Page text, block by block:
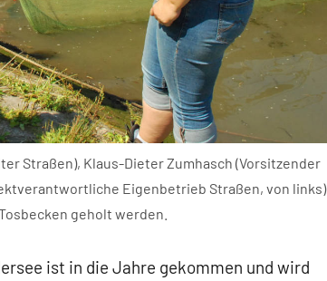
Straßen), Klaus-Dieter Zumhasch (Vorsitzender
Eigenbetrieb Straßen, von links)
geholt werden.
ist in die Jahre gekommen und wird